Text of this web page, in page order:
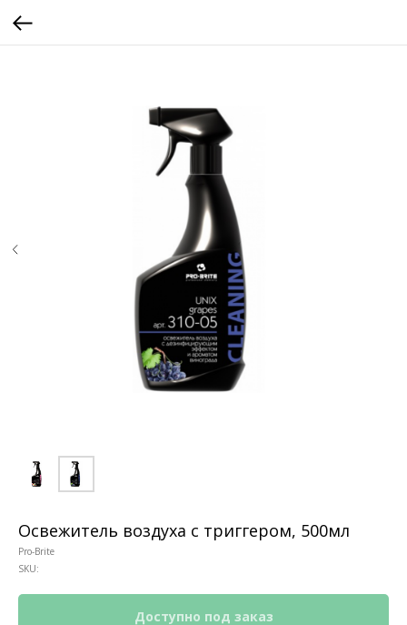
Освежитель воздуха c триггером, 500мл
Pro-Brite
SKU: